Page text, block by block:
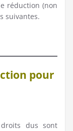
réduction (non
suivantes.
pour
dus sont